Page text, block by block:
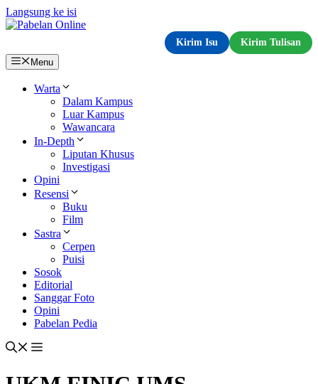
Langsung ke isi
Kirim Isu
Kirim Tulisan
Menu
Warta
Dalam Kampus
Luar Kampus
Wawancara
In-Depth
Liputan Khusus
Investigasi
Opini
Resensi
Buku
Film
Sastra
Cerpen
Puisi
Sosok
Editorial
Sanggar Foto
Opini
Pabelan Pedia